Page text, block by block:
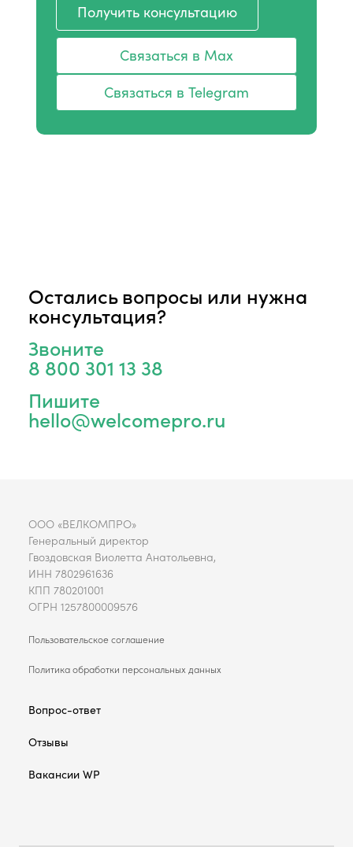
Получить консультацию
Связаться в Max
Связаться в Telegram
Остались вопросы или нужна
консультация?
Звоните
8 800 301 13 38
Пишите
hello@welcomepro.ru
ООО «ВЕЛКОМПРО»
Генеральный директор
Гвоздовская Виолетта Анатольевна,
ИНН 7802961636
КПП 780201001
ОГРН 1257800009576
Пользовательское соглашение
Политика обработки персональных данных
Вопрос-ответ
Отзывы
Вакансии WP